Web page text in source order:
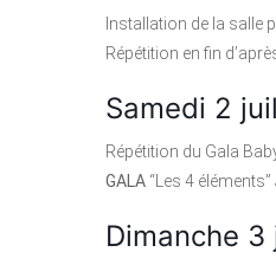
Installation de la salle
Répétition en fin
Samedi 2
Répétition du Gala
GALA “Les 4 éléments”
Dimanche 3